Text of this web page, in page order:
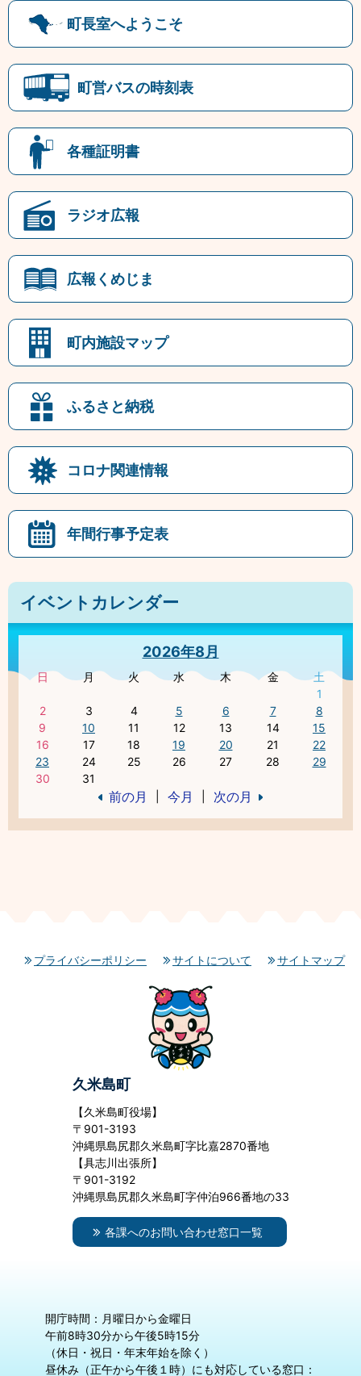
町長室へようこそ
町営バスの時刻表
各種証明書
ラジオ広報
広報くめじま
町内施設マップ
ふるさと納税
コロナ関連情報
年間行事予定表
イベントカレンダー
2026年8月
日 月 火 水 木 金
土
1
2
3 4 5 6 7
8
9
10 11 12 13 14
15
16
17 18 19 20 21
22
23
24 25 26 27 28
29
30
31
前の月 今月 次の月
プライバシーポリシー サイトについて サイトマップ
久米島町
【久米島町役場】
〒901-3193
沖縄県島尻郡久米島町字比嘉2870番地
【具志川出張所】
〒901-3192
沖縄県島尻郡久米島町字仲泊966番地の33
各課へのお問い合わせ窓口一覧
開庁時間：月曜日から金曜日
午前8時30分から午後5時15分
（休日・祝日・年末年始を除く）
昼休み（正午から午後１時）にも対応している窓口：